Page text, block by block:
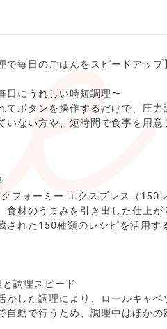
で毎日のごはんをスピードアップ】
日にうれしい時短調理〜
てボタンを操作するだけで、圧
いない方や、短時間で食事を用意
フォーミー エクスプレス（150
食材のうまみを引き出した仕上が
された150種類のレシピを活用す
調理スピード
かした調理により、ロールキャ
自動で行うため、調理中はほかの